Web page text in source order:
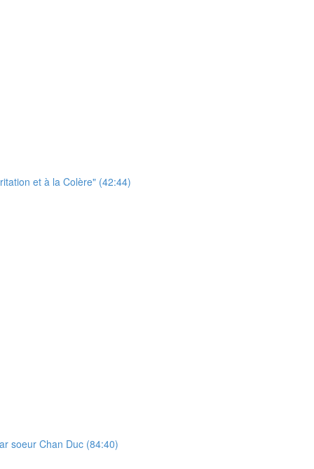
et à la Colère" (42:44)
soeur Chan Duc (84:40)